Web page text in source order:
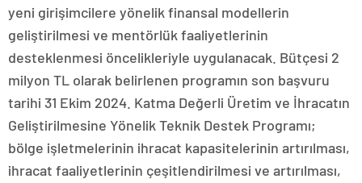
yeni girişimcilere yönelik finansal modellerin
geliştirilmesi ve mentörlük faaliyetlerinin
desteklenmesi öncelikleriyle uygulanacak. Bütçesi 2
milyon TL olarak belirlenen programın son başvuru
tarihi 31 Ekim 2024. Katma Değerli Üretim ve İhracatın
Geliştirilmesine Yönelik Teknik Destek Programı;
bölge işletmelerinin ihracat kapasitelerinin artırılması,
ihracat faaliyetlerinin çeşitlendirilmesi ve artırılması,